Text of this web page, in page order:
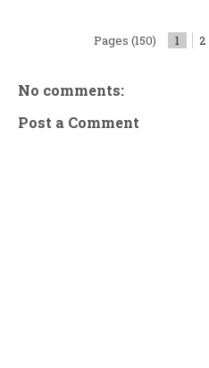
Pages (150) 1 2
No comments:
Post a Comment